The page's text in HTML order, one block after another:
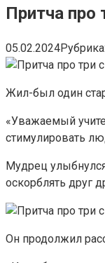
Притча про
05.02.2024Рубрика:
Жил-был один
«Уважаемый
стимулировать
Мудрец
оскорблять друг
Он продолжил